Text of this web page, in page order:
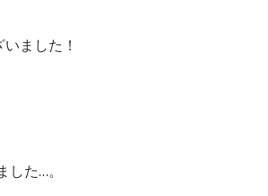
ました！
た…。